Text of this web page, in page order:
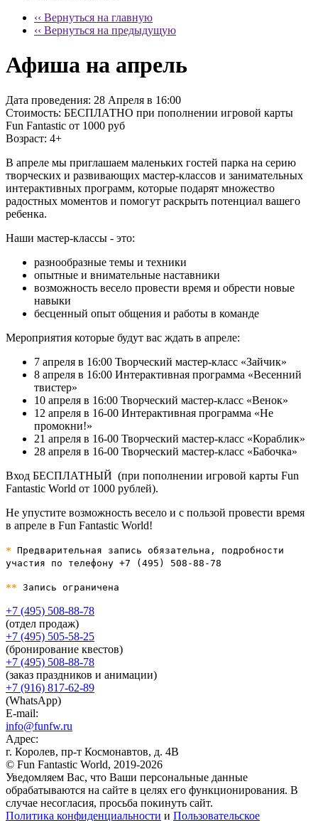
‹‹ Вернуться на главную
‹‹ Вернуться на предыдущую
Афиша на апрель
Дата проведения: 28 Апреля в 16:00
Стоимость: БЕСПЛАТНО при пополнении игровой карты
Fun Fantastic от 1000 руб
Возраст: 4+
В апреле мы приглашаем маленьких гостей парка на серию
творческих и развивающих мастер-классов и занимательных
интерактивных программ, которые подарят множество
радостных моментов и помогут раскрыть потенциал вашего
ребенка.
Наши мастер-классы - это:
разнообразные темы и техники
опытные и внимательные наставники
возможность весело провести время и обрести новые
навыки
бесценный опыт общения и работы в команде
Мероприятия которые будут вас ждать в апреле:
7 апреля в 16:00 Творческий мастер-класс «Зайчик»
8 апреля в 16:00 Интерактивная программа «Весенний
твистер»
10 апреля в 16:00 Творческий мастер-класс «Венок»
12 апреля в 16-00 Интерактивная программа «Не
промокни!»
21 апреля в 16-00 Творческий мастер-класс «Кораблик»
28 апреля в 16-00 Творческий мастер-класс «Бабочка»
Вход БЕСПЛАТНЫЙ (при пополнении игровой карты Fun
Fantastic World от 1000 рублей).
Не упустите возможность весело и с пользой провести время
в апреле в Fun Fantastic World!
* Предварительная запись обязательна, подробности
участия по телефону +7 (495) 508-88-78
** Запись ограничена
+7 (495) 508-88-78
(отдел продаж)
+7 (495) 505-58-25
(бронирование квестов)
+7 (495) 508-88-78
(заказ праздников и анимации)
+7 (916) 817-62-89
(WhatsApp)
E-mail:
info@funfw.ru
Адрес:
г. Королев, пр-т Космонавтов, д. 4В
© Fun Fantastic World, 2019-2026
Уведомляем Вас, что Ваши персональные данные
обрабатываются на сайте в целях его функционирования. В
случае несогласия, просьба покинуть сайт.
Политика конфиденциальности и Пользовательское